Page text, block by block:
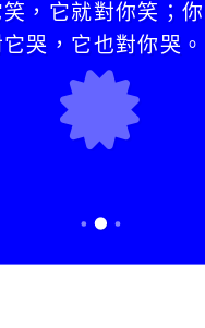
笑，它就對你笑；你
哭，它也對你哭。